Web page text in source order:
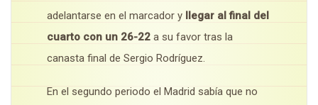
adelantarse en el marcador y llegar al final del
cuarto con un 26-22 a su favor tras la
canasta final de Sergio Rodríguez.
En el segundo periodo el Madrid sabía que no